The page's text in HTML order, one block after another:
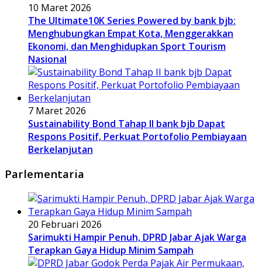
10 Maret 2026
The Ultimate10K Series Powered by bank bjb:
Menghubungkan Empat Kota, Menggerakkan
Ekonomi, dan Menghidupkan Sport Tourism
Nasional
7 Maret 2026
Sustainability Bond Tahap II bank bjb Dapat
Respons Positif, Perkuat Portofolio Pembiayaan
Berkelanjutan
Parlementaria
20 Februari 2026
Sarimukti Hampir Penuh, DPRD Jabar Ajak Warga
Terapkan Gaya Hidup Minim Sampah